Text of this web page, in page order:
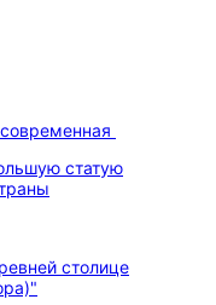
статую